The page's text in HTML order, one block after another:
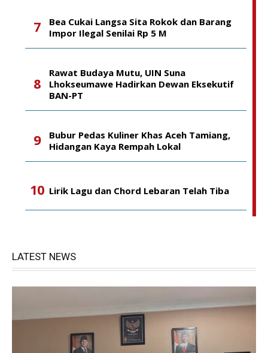
Bea Cukai Langsa Sita Rokok dan Barang
Impor Ilegal Senilai Rp 5 M
Rawat Budaya Mutu, UIN Suna
Lhokseumawe Hadirkan Dewan Eksekutif
BAN-PT
Bubur Pedas Kuliner Khas Aceh Tamiang,
Hidangan Kaya Rempah Lokal
Lirik Lagu dan Chord Lebaran Telah Tiba
LATEST NEWS